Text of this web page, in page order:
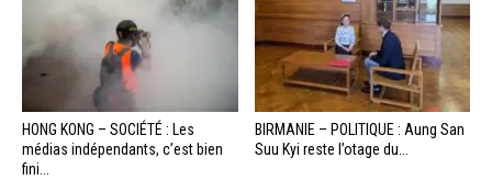
HONG KONG – SOCIÉTÉ : Les
médias indépendants, c’est bien
fini...
BIRMANIE – POLITIQUE : Aung San
Suu Kyi reste l’otage du...